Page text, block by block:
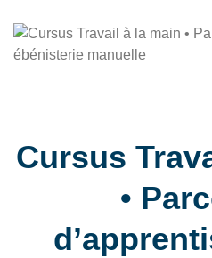
Cursus
•